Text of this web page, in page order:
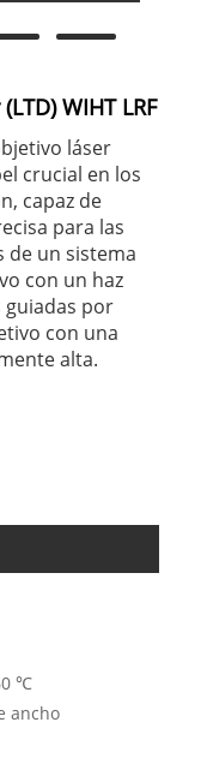
WIHT LRF
láser
crucial en los
capaz de
para las
de un sistema
con un haz
guiadas por
con una
alta.
℃
ancho